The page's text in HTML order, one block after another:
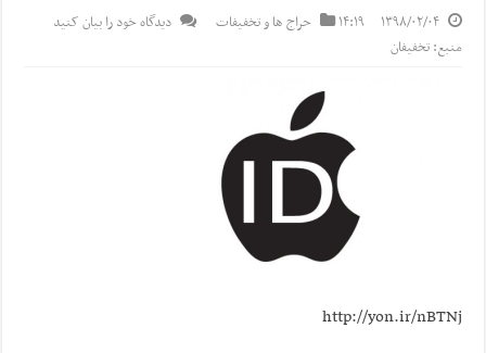
۱۳۹۸/۰۲/۰۴ ۱۴:۱۹ حراج ها و تخفیفات
دیدگاه خود را بیان کنید
منبع: تخفیفان
http://yon.ir/nBTNj